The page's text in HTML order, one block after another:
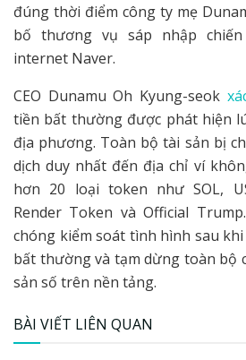
đúng thời điểm công ty mẹ
bố thương vụ sáp nhập
internet Naver.
CEO Dunamu Oh Kyung-seok
tiền bất thường được phát hiện
địa phương. Toàn bộ tài sản bị
dịch duy nhất đến địa chỉ ví
hơn 20 loại token như SOL,
Render Token và Official
chóng kiểm soát tình hình sau
bất thường và tạm dừng toàn bộ
sản số trên nền tảng.
BÀI VIẾT LIÊN QUAN